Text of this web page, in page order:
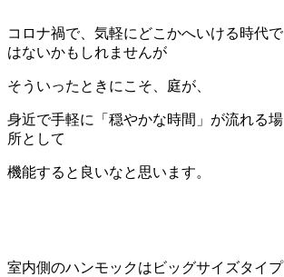
コロナ禍で、気軽にどこかへいける時代で
はないかもしれませんが
そういったときにこそ、庭が、
身近で手軽に「穏やかな時間」が流れる場
所として
機能すると良いなと思います。
室内側のハンモックはビッグサイズタイプ